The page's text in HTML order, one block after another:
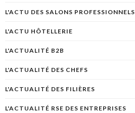
L'ACTU DES SALONS PROFESSIONNELS
L'ACTU HÔTELLERIE
L'ACTUALITÉ B2B
L'ACTUALITÉ DES CHEFS
L'ACTUALITÉ DES FILIÈRES
L'ACTUALITÉ RSE DES ENTREPRISES